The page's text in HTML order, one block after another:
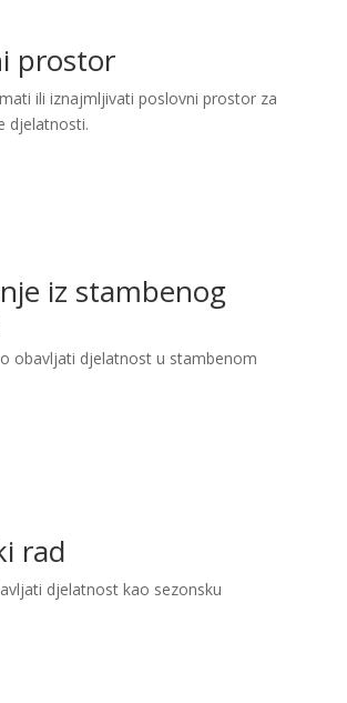
prostor
ili iznajmljivati poslovni prostor za
djelatnosti.
iz stambenog
obavljati djelatnost u stambenom
rad
djelatnost kao sezonsku